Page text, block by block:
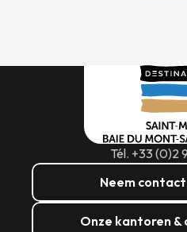
Tél. +33 (0)2
Neem
Onze kantoren